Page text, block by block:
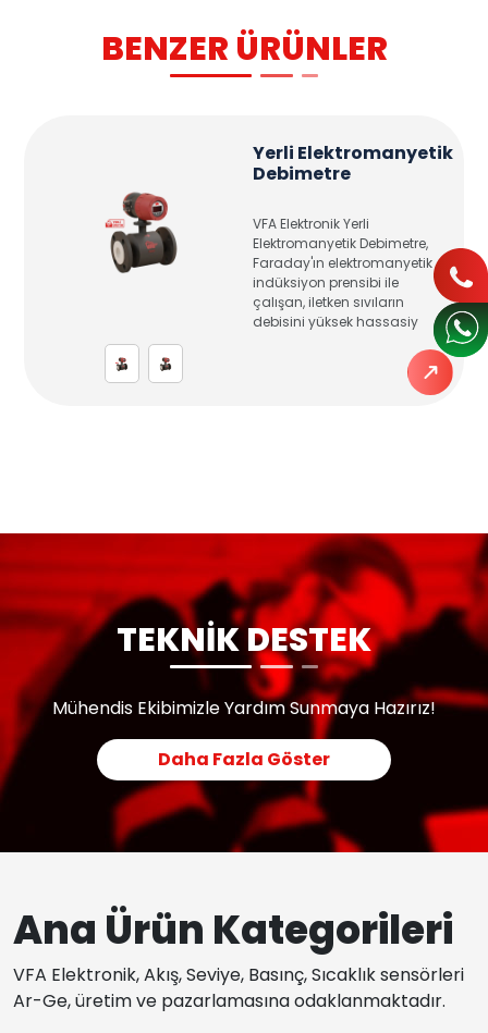
BENZER ÜRÜNLER
Yerli Elektromanyetik
Debimetre
VFA Elektronik Yerli
Elektromanyetik Debimetre,
Faraday'ın elektromanyetik
indüksiyon prensibi ile
çalışan, iletken sıvıların
debisini yüksek hassasiy
TEKNİK DESTEK
Mühendis Ekibimizle Yardım Sunmaya Hazırız!
Daha Fazla Göster
Ana Ürün Kategorileri
VFA Elektronik, Akış, Seviye, Basınç, Sıcaklık sensörleri
Ar-Ge, üretim ve pazarlamasına odaklanmaktadır.